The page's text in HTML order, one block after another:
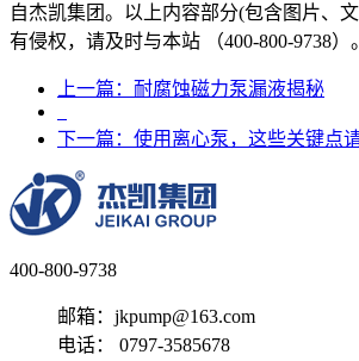
自杰凯集团。以上内容部分(包含图片、
有侵权，请及时与本站 （400-800-9738）。
上一篇：耐腐蚀磁力泵漏液揭秘
下一篇：使用离心泵，这些关键点请
400-800-9738
邮箱：jkpump@163.com
电话： 0797-3585678